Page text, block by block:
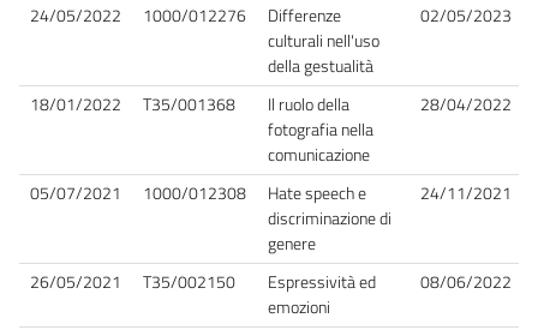
24/05/2022 1000/012276
Differenze
culturali nell'uso
della gestualità
02/05/2023
18/01/2022 T35/001368
Il ruolo della
fotografia nella
comunicazione
28/04/2022
05/07/2021 1000/012308
Hate speech e
discriminazione di
genere
24/11/2021
26/05/2021 T35/002150
Espressività ed
emozioni
08/06/2022